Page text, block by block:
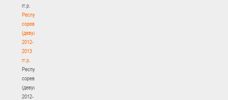
гг.р.
Республиканские
соревнования
(девушки)
2012-
2013
гг.р.
Республиканские
соревнования
(девушки)
2012-